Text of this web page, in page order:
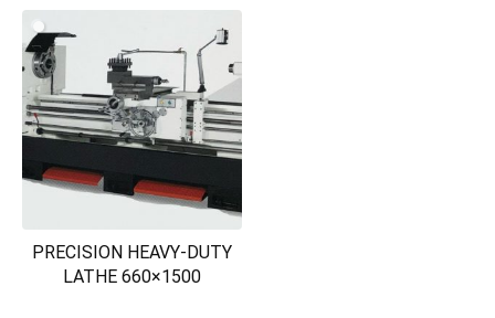
PRECISION HEAVY-DUTY
LATHE 660×1500